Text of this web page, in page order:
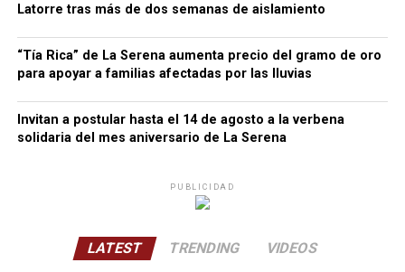
Latorre tras más de dos semanas de aislamiento
“Tía Rica” de La Serena aumenta precio del gramo de oro
para apoyar a familias afectadas por las lluvias
Invitan a postular hasta el 14 de agosto a la verbena
solidaria del mes aniversario de La Serena
PUBLICIDAD
LATEST TRENDING VIDEOS